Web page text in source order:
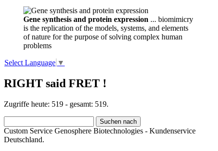
Gene synthesis and protein expression ... biomimicry
is the replication of the models, systems, and elements
of nature for the purpose of solving complex human
problems
Select Language ▼
RIGHT said FRET !
Zugriffe heute: 519 - gesamt: 519.
Custom Service Genosphere Biotechnologies - Kundenservice
Deutschland.